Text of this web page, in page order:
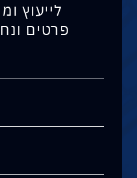
לייעוץ
פרטים